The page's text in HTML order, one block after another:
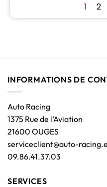
1 2
INFORMATIONS DE
Auto Racing
1375 Rue de l’Aviation
21600 OUGES
serviceclient@auto-
09.86.41.37.03
SERVICES